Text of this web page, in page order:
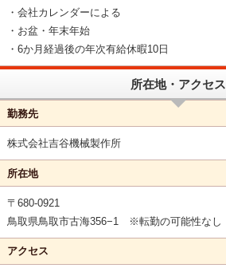
・会社カレンダーによる
・お盆・年末年始
・6か月経過後の年次有給休暇10日
所在地・アクセス
勤務先
株式会社吉谷機械製作所
所在地
〒680-0921
鳥取県鳥取市古海356−1 ※転勤の可能性なし
アクセス